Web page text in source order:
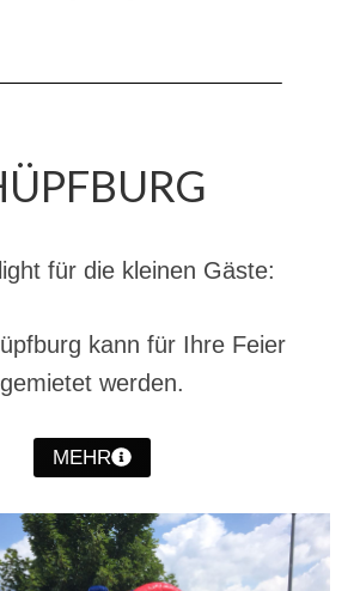
2017
2017
2019
2022
2017
für die kleinen Gäste:
kann für Ihre Feier
gemietet werden.
MEHR